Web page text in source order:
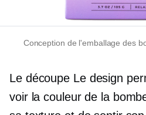
Conception de l'emballage des
Le découpe Le design
voir la couleur de la